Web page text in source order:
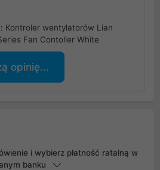
Kontroler wentylatorów Lian
Fan Contoller White
opinię...
i wybierz płatność ratalną w
banku